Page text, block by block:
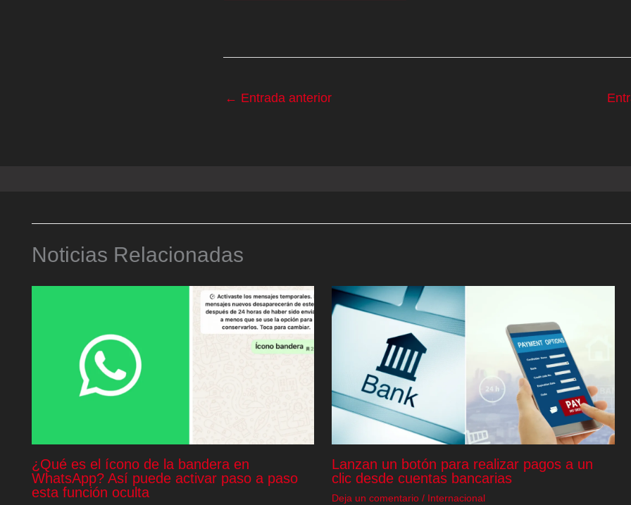
← Entrada anterior
Noticias Relacionadas
¿Qué es el ícono de la bandera en
WhatsApp? Así puede activar paso a paso
esta función oculta
Lanzan un botón para realizar pagos a un
clic desde cuentas bancarias
Deja un comentario / Internacional